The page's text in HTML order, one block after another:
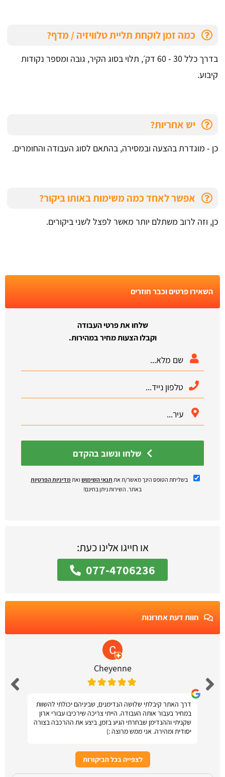
כמה זמן לוקחת תליית טלוויזיה / מדף?
בדרך כלל 30 - 60 דק׳, תלוי בסוג הקיר, גובה ומספר נקודות
קיבוע.
יש אחריות?
כן - מוגדרת בהצעה ובמסירה, בהתאם לסוג העבודה והחומרים.
אפשר לאחד כמה משימות באותו ביקור?
כן, וזה לרוב משתלם יותר מאשר לפצל לשני ביקורים.
השאירו פרטים וכבר חוזרים
שלחו את פרטי העבודה
וקבלו הצעות מחיר במהירות.
בשליחת הטופס הינך מאשר/ת את תנאי השימוש ואתמדיניות הפרטיות
באתר. השירות ניתן בחינם!
או חייגו אלינו כעת:
077-4706236
חוות דעת אחרונות
Cheyenne
דרך האתר קיבלתי שלושה הנדימנים, שביניהם יכולתי להשוות
במחיר בעבור אותה העבודה. הייתי צריכה שירכיבו עבורי ארון
שקניתי וההנדימן שבחרתי הגיע בזמן, ביצע את ההרכבה בצורה
יסודית ומהירה. אני ממש מרוצה :)
לצפייה בכל הביקורות